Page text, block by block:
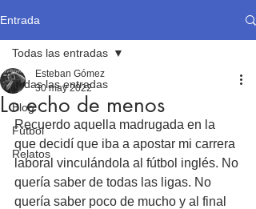
Entrada
Todas las entradas
Blog
Fútbol
Relatos
Todas las entradas
Lo echo de menos
Esteban Gómez
30 may 2022
Recuerdo aquella madrugada en la
que decidí que iba a apostar mi carrera
laboral vinculándola al fútbol inglés. No
quería saber de todas las ligas. No
quería saber poco de mucho y al final